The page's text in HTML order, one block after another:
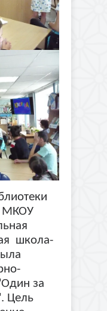
МКОУ
школа-
за
Цель